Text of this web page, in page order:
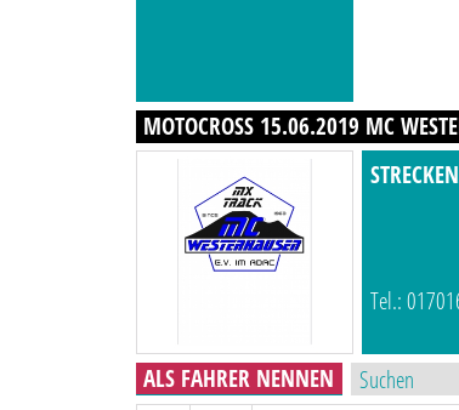
MOTOCROSS 15.06.2019 MC
Tel.:
ALS FAHRER NENNEN